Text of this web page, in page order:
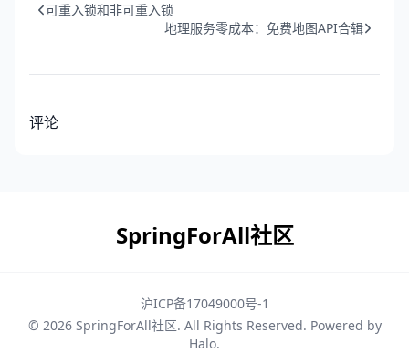
可重入锁和非可重入锁
地理服务零成本：免费地图API合辑
评论
SpringForAll社区
沪ICP备17049000号-1
© 2026 SpringForAll社区. All Rights Reserved. Powered by
Halo.